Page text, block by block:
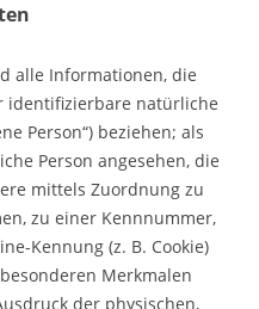
alle Informationen, die
identifizierbare natürliche
Person“) beziehen; als
Person angesehen, die
mittels Zuordnung zu
zu einer Kennnummer,
Kennung (z. B. Cookie)
Merkmalen
der physischen,